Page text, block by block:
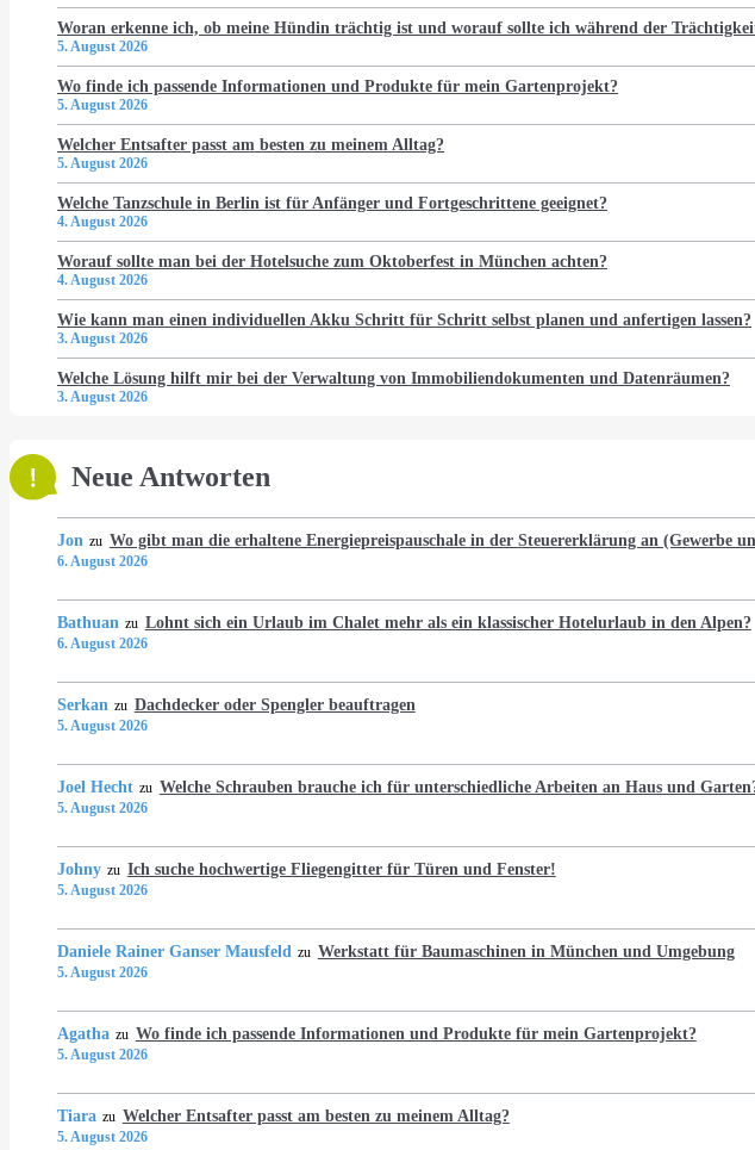
Woran erkenne ich, ob meine Hündin trächtig ist und worauf sollte ich während der
5. August 2026
Wo finde ich passende Informationen und Produkte für mein Gartenprojekt?
5. August 2026
Welcher Entsafter passt am besten zu meinem Alltag?
5. August 2026
Welche Tanzschule in Berlin ist für Anfänger und Fortgeschrittene geeignet?
4. August 2026
Worauf sollte man bei der Hotelsuche zum Oktoberfest in München achten?
4. August 2026
Wie kann man einen individuellen Akku Schritt für Schritt selbst planen und anfertigen lassen?
3. August 2026
Welche Lösung hilft mir bei der Verwaltung von Immobiliendokumenten und Datenräumen?
3. August 2026
Neue Antworten
Jon zu Wo gibt man die erhaltene Energiepreispauschale in der Steuererklärung an (Gewerbe
6. August 2026
Bathuan zu Lohnt sich ein Urlaub im Chalet mehr als ein klassischer Hotelurlaub in den Alpen?
6. August 2026
Serkan zu Dachdecker oder Spengler beauftragen
5. August 2026
Joel Hecht zu Welche Schrauben brauche ich für unterschiedliche Arbeiten an Haus und
5. August 2026
Johny zu Ich suche hochwertige Fliegengitter für Türen und Fenster!
5. August 2026
Daniele Rainer Ganser Mausfeld zu Werkstatt für Baumaschinen in München und Umgebung
5. August 2026
Agatha zu Wo finde ich passende Informationen und Produkte für mein Gartenprojekt?
5. August 2026
Tiara zu Welcher Entsafter passt am besten zu meinem Alltag?
5. August 2026